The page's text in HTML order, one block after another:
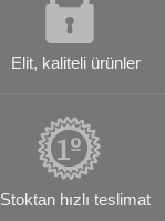
Elit, kaliteli ürünler
Stoktan hızlı teslimat